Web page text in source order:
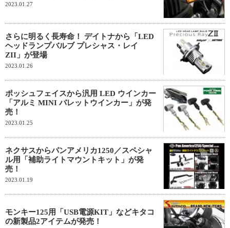
2023.01.27
さらに明るく長寿命！ デイトナから「LED
ヘッドランプバルブ プレシャス・レイ
ZII」が登場
2023.01.26
ポッシュフェイスから汎用 LED ウインカー
「アルミ MINI バレットウインカー」が発
売！
2023.01.25
ネクサスからパンアメリカ1250／スペシャ
ル用「補助ライトマウントキット」が発
売！
2023.01.19
モンキー125用「USB電源KIT」などキタコ
の新製品2アイテムが発売！